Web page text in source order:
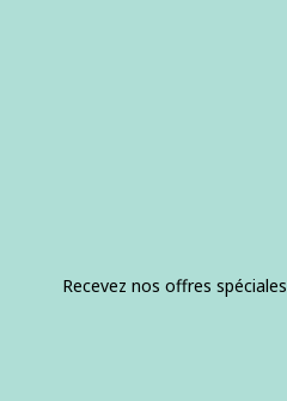
Recevez nos offres spéciales